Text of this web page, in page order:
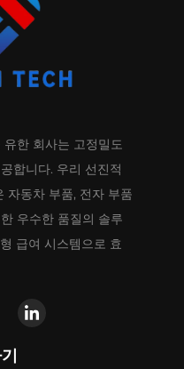
한 회사는 고정밀도
합니다. 우리 선진적
자동차 부품, 전자 부품
우수한 품질의 솔루
급여 시스템으로 효